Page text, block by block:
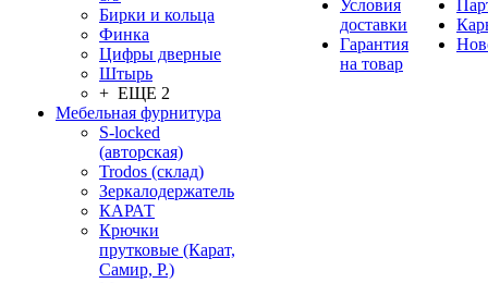
Бирки и кольца
Финка
Цифры дверные
Штырь
+ ЕЩЕ 2
Мебельная фурнитура
S-locked
(авторская)
Trodos (склад)
Зеркалодержатель
КАРАТ
Крючки
прутковые (Карат,
Самир, Р.)
Условия
доставки
Гарантия
на товар